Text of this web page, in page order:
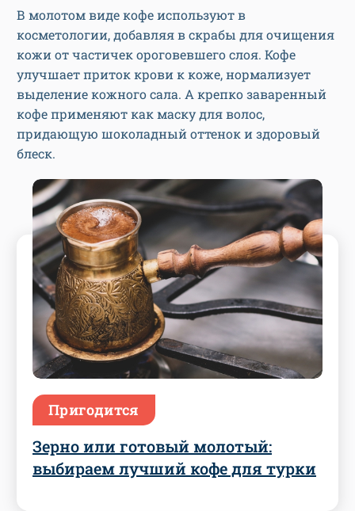
В молотом виде кофе используют в
косметологии, добавляя в скрабы для очищения
кожи от частичек ороговевшего слоя. Кофе
улучшает приток крови к коже, нормализует
выделение кожного сала. А крепко заваренный
кофе применяют как маску для волос,
придающую шоколадный оттенок и здоровый
блеск.
Пригодится
Зерно или готовый молотый:
выбираем лучший кофе для турки